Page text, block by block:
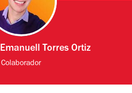
Emanuell Torres Ortiz
Colaborador